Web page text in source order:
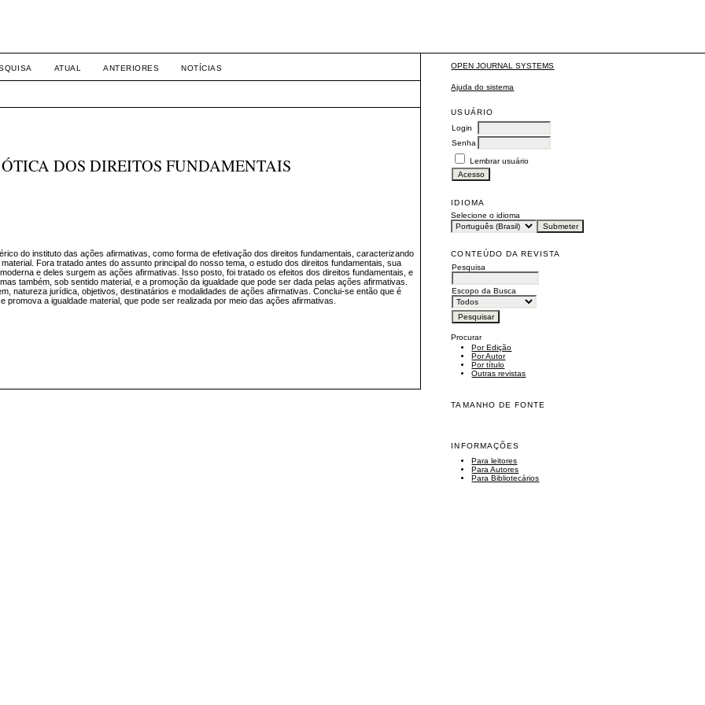
OPEN JOURNAL SYSTEMS
Ajuda do sistema
USUÁRIO
Login
Senha
Lembrar usuário
IDIOMA
Selecione o idioma
CONTEÚDO DA REVISTA
Pesquisa
Escopo da Busca
Procurar
Por Edição
Por Autor
Por título
Outras revistas
TAMANHO DE FONTE
INFORMAÇÕES
Para leitores
Para Autores
Para Bibliotecários
ATUAL ANTERIORES NOTÍCIAS
DOS DIREITOS FUNDAMENTAIS
do instituto das ações afirmativas, como forma de efetivação dos direitos fundamentais, caracterizando
Fora tratado antes do assunto principal do nosso tema, o estudo dos direitos fundamentais, sua
e deles surgem as ações afirmativas. Isso posto, foi tratado os efeitos dos direitos fundamentais, e
também, sob sentido material, e a promoção da igualdade que pode ser dada pelas ações afirmativas.
natureza jurídica, objetivos, destinatários e modalidades de ações afirmativas. Conclui-se então que é
a igualdade material, que pode ser realizada por meio das ações afirmativas.